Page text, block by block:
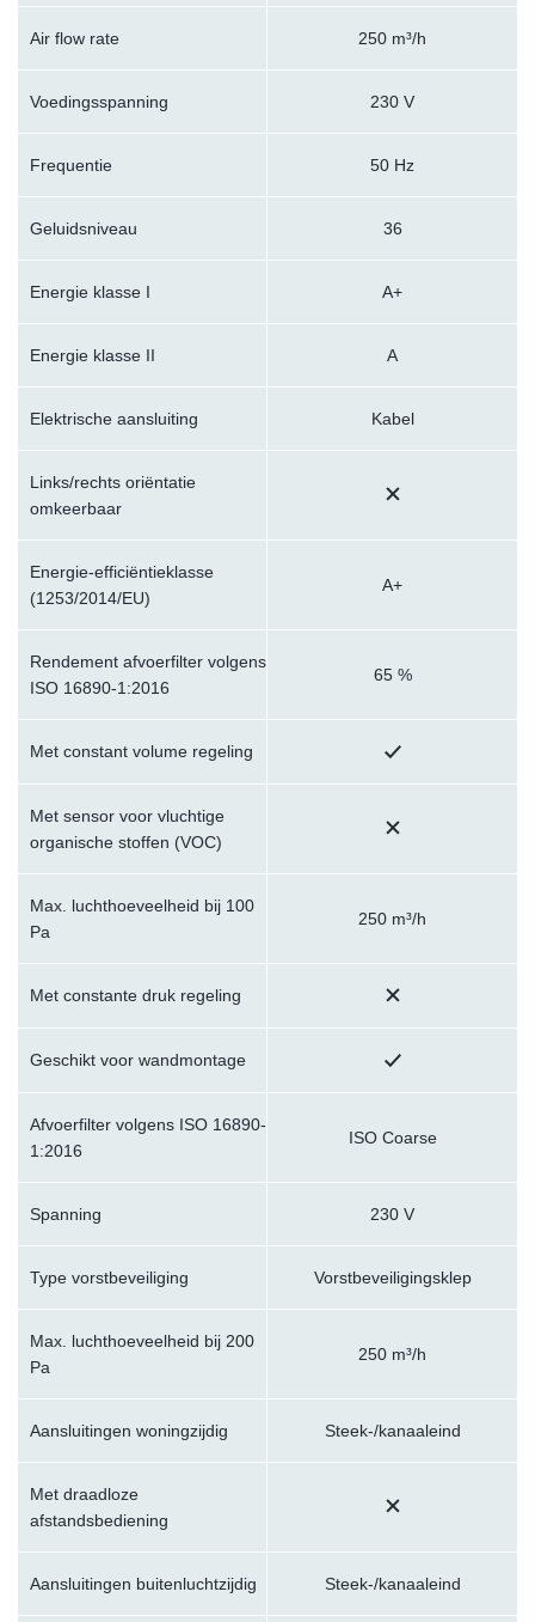
Air flow rate 250 m³/h
Voedingsspanning 230 V
Frequentie 50 Hz
Geluidsniveau 36
Energie klasse I A+
Energie klasse II A
Elektrische aansluiting Kabel
Links/rechts oriëntatie
omkeerbaar
Energie-efficiëntieklasse
(1253/2014/EU)
A+
Rendement afvoerfilter volgens
ISO 16890-1:2016
65 %
Met constant volume regeling
Met sensor voor vluchtige
organische stoffen (VOC)
Max. luchthoeveelheid bij 100
Pa
250 m³/h
Met constante druk regeling
Geschikt voor wandmontage
Afvoerfilter volgens ISO 16890-
1:2016
ISO Coarse
Spanning 230 V
Type vorstbeveiliging Vorstbeveiligingsklep
Max. luchthoeveelheid bij 200
Pa
250 m³/h
Aansluitingen woningzijdig Steek-/kanaaleind
Met draadloze
afstandsbediening
Aansluitingen buitenluchtzijdig Steek-/kanaaleind